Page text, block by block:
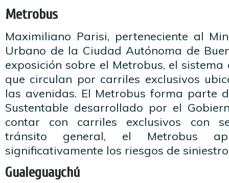
Metrobus
Maximiliano Parisi, perteneciente al
Urbano de la Ciudad Autónoma de
exposición sobre el Metrobus, el
que circulan por carriles exclusivos
las avenidas. El Metrobus forma parte
Sustentable desarrollado por el
contar con carriles exclusivos con
tránsito general, el Metrobus
significativamente los riesgos de
Gualeguaychú